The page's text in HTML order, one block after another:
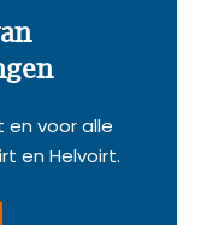
en voor alle
en Helvoirt.